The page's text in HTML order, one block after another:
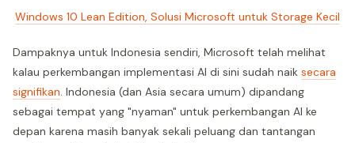
Windows 10 Lean Edition, Solusi Microsoft untuk Storage Kecil
Dampaknya untuk Indonesia sendiri, Microsoft telah melihat
kalau perkembangan implementasi AI di sini sudah naik secara
signifikan. Indonesia (dan Asia secara umum) dipandang
sebagai tempat yang "nyaman" untuk perkembangan AI ke
depan karena masih banyak sekali peluang dan tantangan